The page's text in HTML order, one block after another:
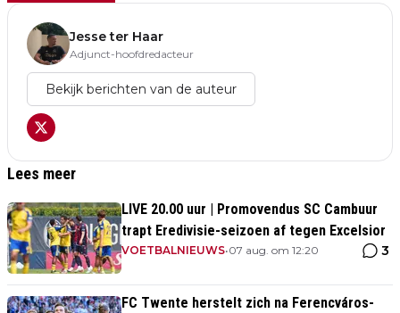
Jesse ter Haar
Adjunct-hoofdredacteur
Bekijk berichten van de auteur
Lees meer
LIVE 20.00 uur | Promovendus SC Cambuur
trapt Eredivisie-seizoen af tegen Excelsior
VOETBALNIEUWS•07 aug. om 12:20 3
FC Twente herstelt zich na Ferencváros-